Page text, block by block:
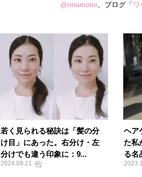
@rinamotoi 、ブログ「
若く見られる秘訣は「髪の分
け目」にあった。右分け・左
分けでも違う印象に：9...
2024.09.21
ヘア
た私
る名